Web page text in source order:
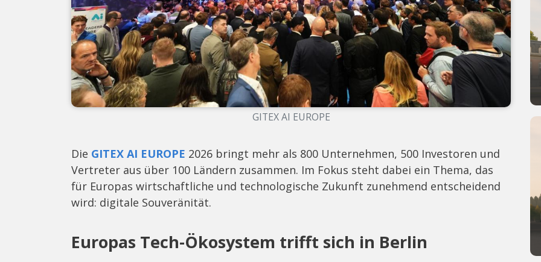
GITEX AI EUROPE
Die GITEX AI EUROPE 2026 bringt mehr als 800 Unternehmen, 500 Investoren und
Vertreter aus über 100 Ländern zusammen. Im Fokus steht dabei ein Thema, das
für Europas wirtschaftliche und technologische Zukunft zunehmend entscheidend
wird: digitale Souveränität.
Europas Tech-Ökosystem trifft sich in Berlin